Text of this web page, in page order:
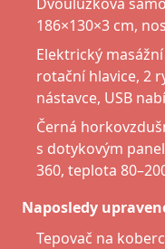
186×130×3 cm,
Elektrický
rotační hlavice, 2
nástavce, USB
Černá
s dotykovým
360, teplota
Naposledy
Tepovač na